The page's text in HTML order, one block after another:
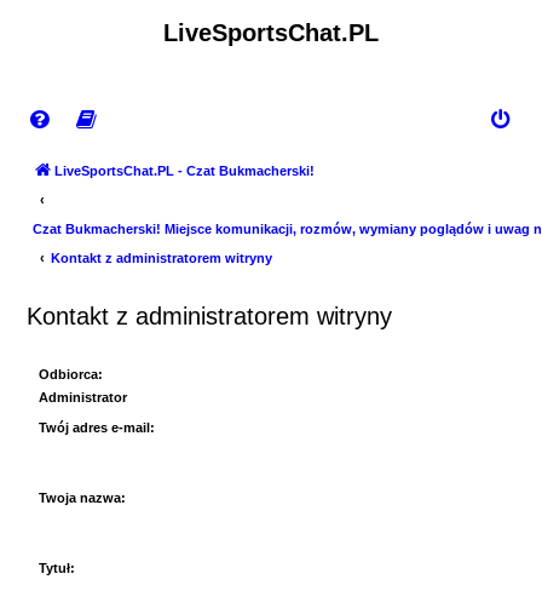
LiveSportsChat.PL
LiveSportsChat.PL - Czat Bukmacherski!
Czat Bukmacherski! Miejsce komunikacji, rozmów, wymiany poglądów i
Kontakt z administratorem witryny
Kontakt z administratorem witryny
Odbiorca:
Administrator
Twój adres e-mail:
Twoja nazwa:
Tytuł: